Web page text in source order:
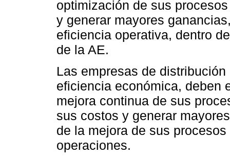
optimización de sus
y generar mayores
eficiencia operativa, dentro
de la AE.
Las empresas de
eficiencia económica, deben
mejora continua de sus
sus costos y generar
de la mejora de sus
operaciones.